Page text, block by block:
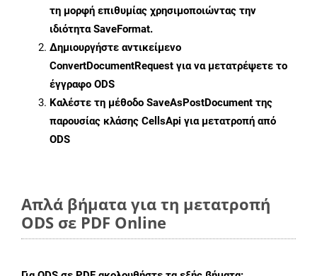
τη μορφή επιθυμίας χρησιμοποιώντας την
ιδιότηταSaveFormat.
Δημιουργήστε αντικείμενο
ConvertDocumentRequest για να μετατρέψετε το
έγγραφο ODS
Καλέστε τη μέθοδο SaveAsPostDocument της
παρουσίας κλάσης CellsApi για μετατροπή από
ODS
Απλά βήματα για τη μετατροπή
ODS σε PDF Online